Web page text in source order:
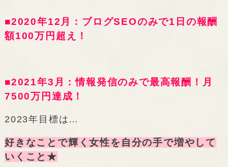
■2020年12月：ブログSEOのみで1日の報酬
額100万円超え！
■2021年3月：情報発信のみで最高報酬！月
7500万円達成！
2023年目標は…
好きなことで輝く女性を自分の手で増やして
いくこと★